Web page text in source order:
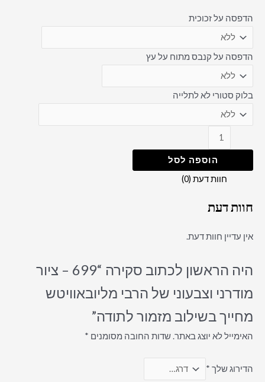
הדפסה על זכוכית
הדפסה על קנבס מתוח על עץ
בלוק סטורי לא לתלייה
הוספה לסל
חוות דעת (0)
חוות דעת
אין עדיין חוות דעת.
היה הראשון לכתוב סקירה “699 – ציור
מודרני וצבעוני של הרבי מליובאוויטש
מחייך בשילוב מזמור לתודה”
האימייל לא יוצג באתר.שדות החובה מסומנים *
הדירוג שלך *